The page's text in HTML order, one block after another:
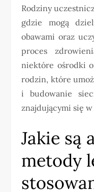
Rodziny
gdzie mogą
obawami oraz
proces
niektóre ośrodki
rodzin, które
i budowanie
znajdującymi się
Jakie są
metody